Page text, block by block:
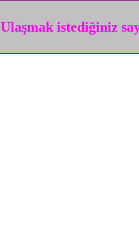
Ulaşmak istediğiniz